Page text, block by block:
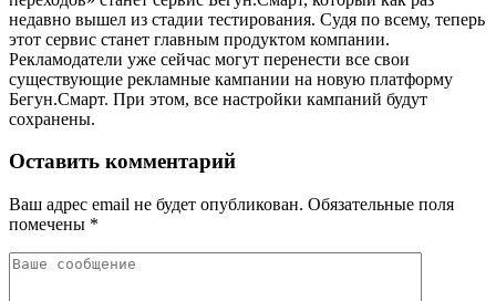
недавно вышел из стадии тестирования. Судя по всему, теперь
этот сервис станет главным продуктом компании.
Рекламодатели уже сейчас могут перенести все свои
существующие рекламные кампании на новую платформу
Бегун.Смaрт. При этом, все настройки кампаний будут
сохранены.
Оставить комментарий
Ваш адрес email не будет опубликован. Обязательные поля
помечены *